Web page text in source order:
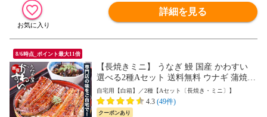
詳細を見る
8/6時点_ポイント最大11倍
【長焼きミニ】 うなぎ 鰻 国産 かわすい
選べる2種Aセット 送料無料 ウナギ 蒲焼き
食品 ギフト 誕生日プレゼント 母親 父親
お取り寄せ グルメ 海鮮 人気 おすすめ 内
祝 食べ物 5000円以内 【のし対応可】
自宅用【白箱】／2種【Aセット〔長焼き・ミニ〕】
4.3 (49件)
クーポンあり